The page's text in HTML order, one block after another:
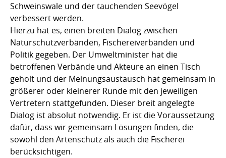
Schweinswale und der tauchenden Seevögel
verbessert werden.
Hierzu hat es, einen breiten Dialog zwischen
Naturschutzverbänden, Fischereiverbänden und
Politik gegeben. Der Umweltminister hat die
betroffenen Verbände und Akteure an einen Tisch
geholt und der Meinungsaustausch hat gemeinsam in
größerer oder kleinerer Runde mit den jeweiligen
Vertretern stattgefunden. Dieser breit angelegte
Dialog ist absolut notwendig. Er ist die Voraussetzung
dafür, dass wir gemeinsam Lösungen finden, die
sowohl den Artenschutz als auch die Fischerei
berücksichtigen.